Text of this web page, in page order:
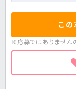
この
※応募ではありません